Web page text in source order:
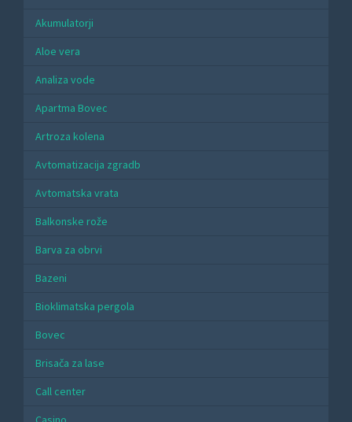
Akumulatorji
Aloe vera
Analiza vode
Apartma Bovec
Artroza kolena
Avtomatizacija zgradb
Avtomatska vrata
Balkonske rože
Barva za obrvi
Bazeni
Bioklimatska pergola
Bovec
Brisača za lase
Call center